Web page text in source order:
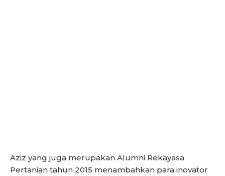
Aziz yang juga merupakan Alumni Rekayasa
Pertanian tahun 2015 menambahkan para inovator